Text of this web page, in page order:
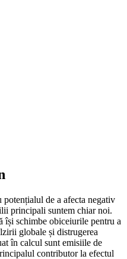
de a afecta negativ
principali suntem chiar noi.
își schimbe obiceiurile pentru a
globale și distrugerea
în calcul sunt emisiile de
contributor la efectul